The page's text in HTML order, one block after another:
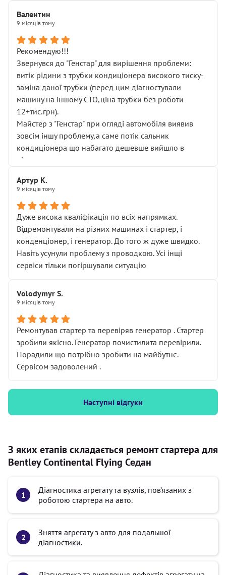
Валентин
9 місяців тому
Рекомендую!!!
Звернувся до "Генстар" для вирішення проблеми:
витік рідини з трубки кондиціонера високого тиску-
заміна даної трубки (перед цим діагностували
машину на іншому СТО,ціна трубки без роботи
12+тис.грн).
Майстер з "Генстар" при огляді автомобіля виявив
зовсім іншу проблему,а саме потік сальник
кондиціонера що набагато дешевше вийшло в
підсумку.
Артур К.
9 місяців тому
Дуже висока кваліфікація по всіх напрямках.
Відремонтували на різних машинах і стартер, і
конденціонер, і генератор. До того ж дуже швидко.
Навіть усунули проблему з проводкою. Усі інщі
сервіси тільки погіршували ситуацію
Volodymyr S.
9 місяців тому
Ремонтував стартер та перевіряв генератор . Стартер
зробили якісно. Генератор почистилита перевірили.
Порадили що потрібно зробити на майбутнє.
Сервісом задоволений .
Наступні відгуки
З яких етапів складається ремонт стартера для
Bentley Continental Flying Седан
Діагностика агрегату та вузлів, пов’язаних з
роботою стартера на авто.
Зняття агрегату з авто для подальшої
діагностики.